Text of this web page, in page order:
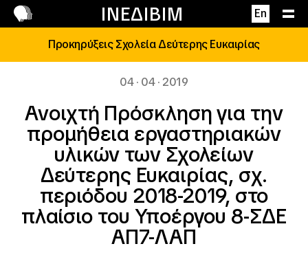
ΙΝΕΔΙΒΙΜ En
Επικοινωνία
Προκηρύξεις Σχολεία Δεύτερης Ευκαιρίας
04 · 04 · 2019
Ανοιχτή Πρόσκληση για την
προμήθεια εργαστηριακών
υλικών των Σχολείων
Δεύτερης Ευκαιρίας, σχ.
περιόδου 2018-2019, στο
πλαίσιο του Υποέργου 8-ΣΔΕ
ΑΠ7-ΛΑΠ